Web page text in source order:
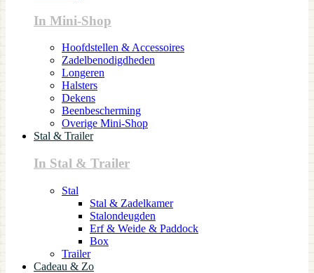
In Mini-Shop
Hoofdstellen & Accessoires
Zadelbenodigdheden
Longeren
Halsters
Dekens
Beenbescherming
Overige Mini-Shop
Stal & Trailer
In Stal & Trailer
Stal
Stal & Zadelkamer
Stalondeugden
Erf & Weide & Paddock
Box
Trailer
Cadeau & Zo